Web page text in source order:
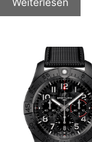
Weiterlesen